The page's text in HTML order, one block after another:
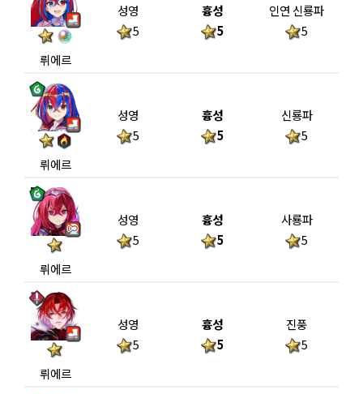
뤼에르
성영
5
흉성
5
인연 신룡파
5
뤼에르
성영
5
흉성
5
신룡파
5
뤼에르
성영
5
흉성
5
사룡파
5
뤼에르
성영
5
흉성
5
진풍
5